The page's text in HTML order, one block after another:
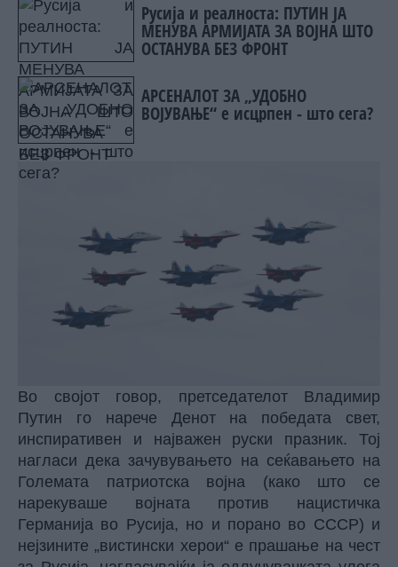
Русија и реалноста: ПУТИН ЈА
МЕНУВА АРМИЈАТА ЗА ВОЈНА ШТО
ОСТАНУВА БЕЗ ФРОНТ
АРСЕНАЛОТ ЗА „УДОБНО
ВОЈУВАЊЕ“ е исцрпен - што сега?
Во својот говор, претседателот Владимир
Путин го нарече Денот на победата свет,
инспиративен и најважен руски празник. Тој
нагласи дека зачувувањето на сеќавањето на
Големата патриотска војна (како што се
нарекуваше војната против нацистичка
Германија во Русија, но и порано во СССР) и
нејзините „вистински херои“ е прашање на чест